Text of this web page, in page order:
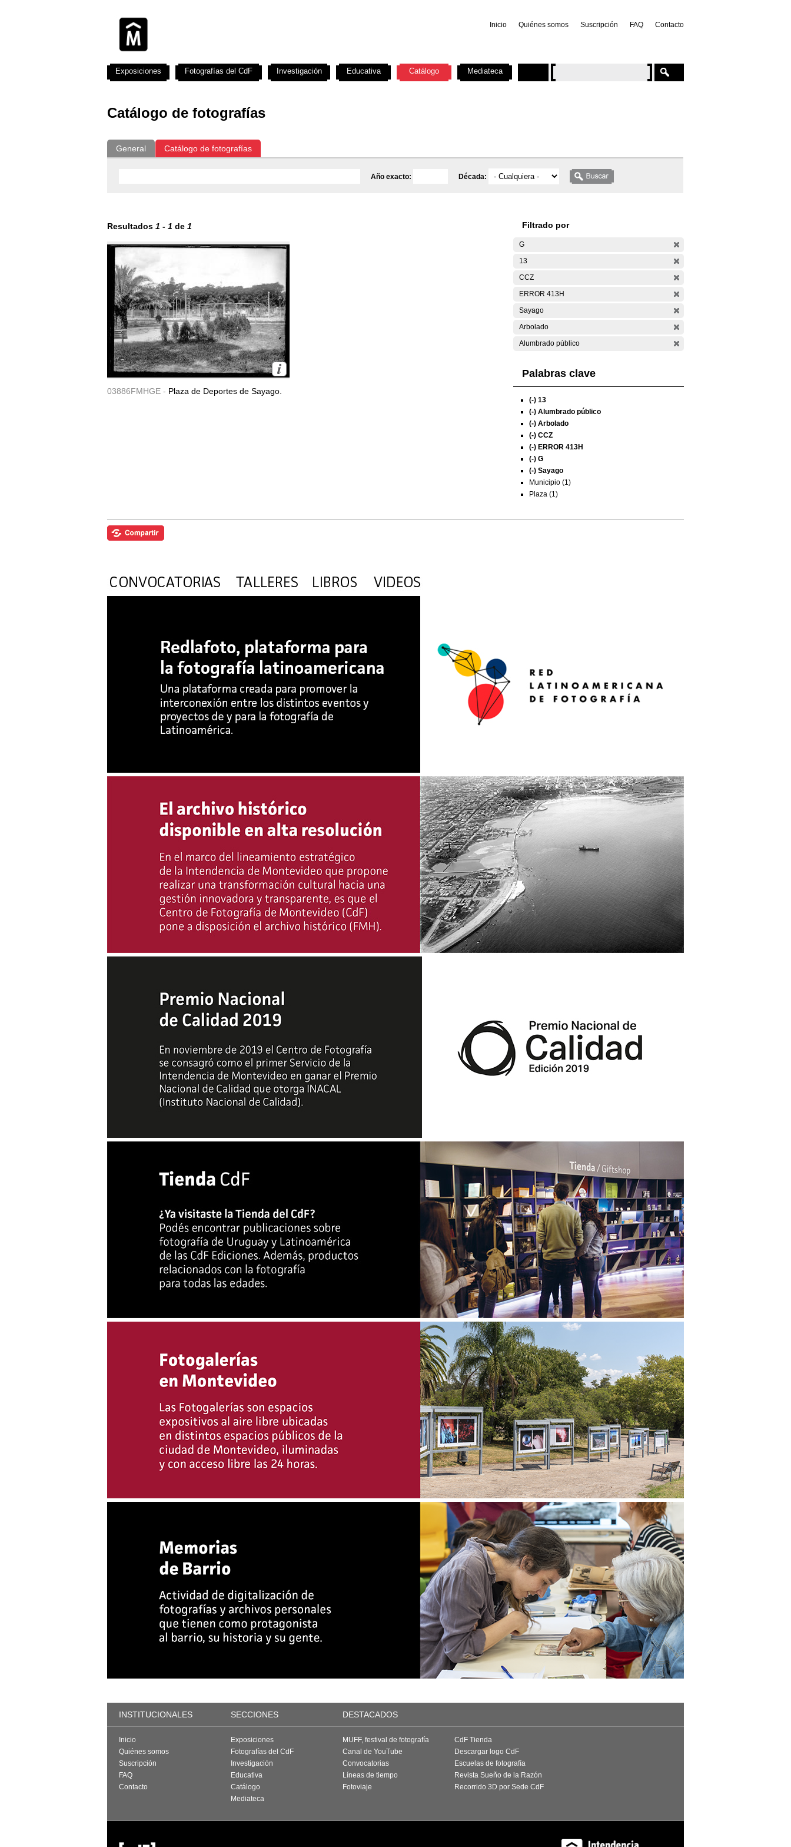
Inicio Quiénes somos Suscripción FAQ Contacto
Catálogo de fotografías
General Catálogo de fotografías
Año exacto: Década:
Resultados 1 - 1 de 1
03886FMHGE - Plaza de Deportes de Sayago.
Filtrado por
G
13
CCZ
ERROR 413H
Sayago
Arbolado
Alumbrado público
Palabras clave
(-) 13
(-) Alumbrado público
(-) Arbolado
(-) CCZ
(-) ERROR 413H
(-) G
(-) Sayago
Municipio (1)
Plaza (1)
Exposiciones Fotografías del CdF Investigación Educativa Catálogo Mediateca
INSTITUCIONALES SECCIONES DESTACADOS
Inicio
Quiénes somos
Suscripción
FAQ
Contacto
Exposiciones
Fotografías del CdF
Investigación
Educativa
Catálogo
Mediateca
MUFF, festival de fotografía
Canal de YouTube
Convocatorias
Líneas de tiempo
Fotoviaje
CdF Tienda
Descargar logo CdF
Escuelas de fotografía
Revista Sueño de la Razón
Recorrido 3D por Sede CdF